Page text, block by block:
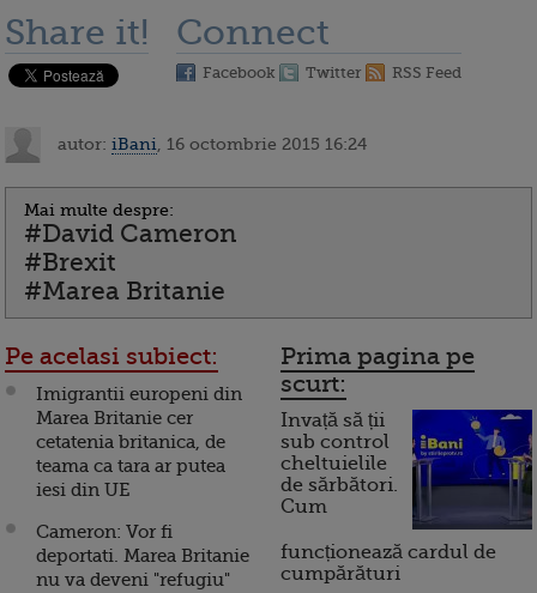
Share it! Connect
Facebook Twitter RSS Feed
autor: iBani , 16 octombrie 2015 16:24
Mai multe despre:
#David Cameron
#Brexit
#Marea Britanie
Pe acelasi subiect:
Imigrantii europeni din
Marea Britanie cer
cetatenia britanica, de
teama ca tara ar putea
iesi din UE
Cameron: Vor fi
deportati. Marea Britanie
nu va deveni "refugiu"
Prima pagina pe
scurt:
Invață să ții
sub control
cheltuielile
de sărbători.
Cum
funcționează cardul de
cumpărături